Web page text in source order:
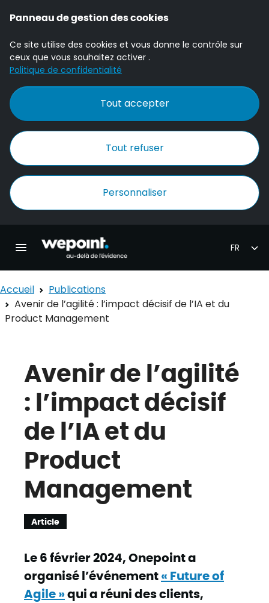
Panneau de gestion des cookies
Ce site utilise des cookies et vous donne le contrôle sur
ceux que vous souhaitez activer .
Politique de confidentialité
Tout accepter
Tout refuser
Personnaliser
Ouvrir la navigation principale
Accueil
Publications
Avenir de l’agilité : l’impact décisif de l’IA et du
Product Management
Avenir de l’agilité
: l’impact décisif
de l’IA et du
Product
Management
Article
Le 6 février 2024, Onepoint a
organisé l’événement « Future of
Agile »qui a réuni des clients,